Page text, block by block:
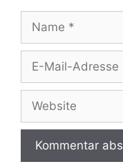
Mail-
Adresse